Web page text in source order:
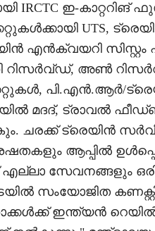
IRCTC ഇ-
UTS,
എൻക്വയറി സിസ്റ്റം
അൺ
പി.എൻ.ആർ/
മദദ്, ട്രാവൽ
ചരക്ക് ട്രെയിൻ
ആപ്പിൽ
എല്ലാ സേവനങ്ങളും
സംയോജിത
ഇന്ത്യൻ